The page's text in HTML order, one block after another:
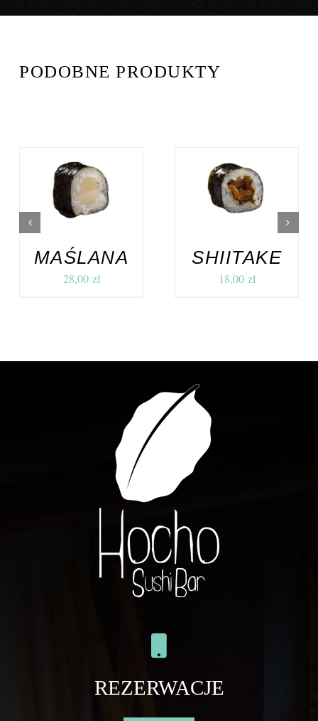
PODOBNE PRODUKTY
DODAJ DO
KOSZYKA
/
SZCZEGÓŁY
MAŚLANA
28,00 zł
DODAJ DO
KOSZYKA
/
SZCZEGÓŁY
SHIITAKE
18,00 zł
REZERWACJE